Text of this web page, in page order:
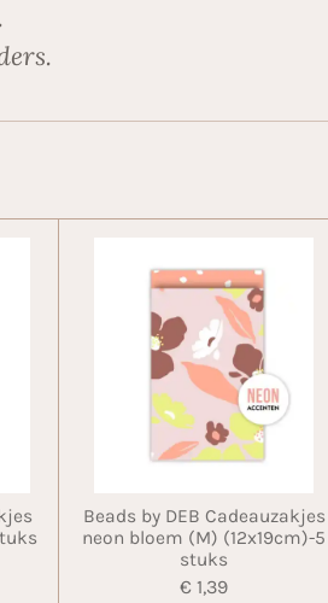
Beads by DEB Cadeauzakjes
neon bloem (M) (12x19cm)-5
stuks
€ 1,39